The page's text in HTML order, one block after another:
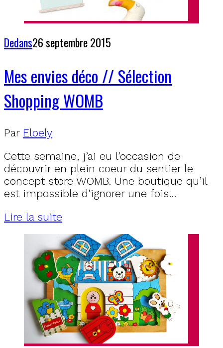
Dedans26 septembre 2015
Mes envies déco // Sélection
Shopping WOMB
Par Eloely
Cette semaine, j’ai eu l’occasion de
découvrir en plein coeur du sentier le
concept store WOMB. Une boutique qu’il
est impossible d’ignorer une fois…
Lire la suite